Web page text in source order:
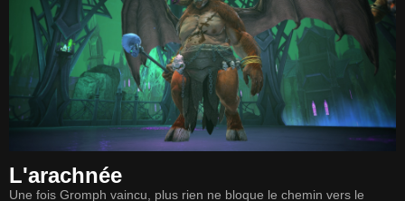
L'arachnée
Une fois Gromph vaincu, plus rien ne bloque le chemin vers le